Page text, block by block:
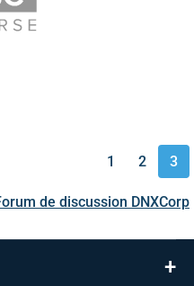
1 2 3
de discussion DNXCorp
+